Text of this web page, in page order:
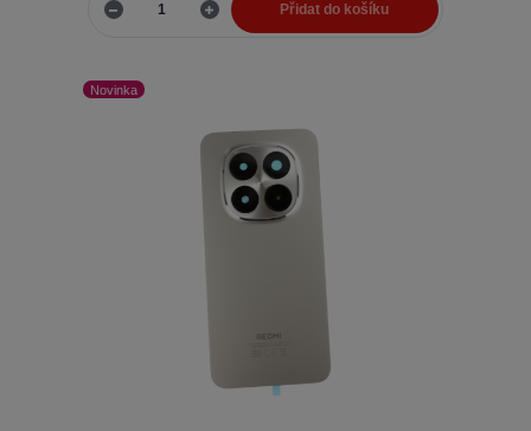
Přidat do košíku
Novinka